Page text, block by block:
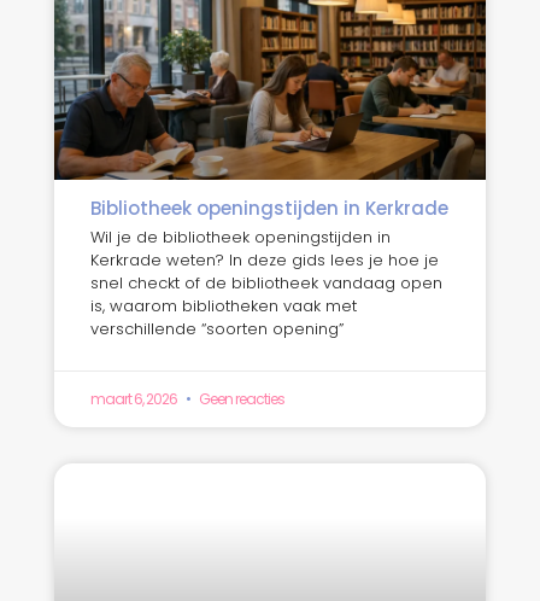
Bibliotheek openingstijden in Kerkrade
Wil je de bibliotheek openingstijden in
Kerkrade weten? In deze gids lees je hoe je
snel checkt of de bibliotheek vandaag open
is, waarom bibliotheken vaak met
verschillende “soorten opening”
maart 6, 2026 Geen reacties